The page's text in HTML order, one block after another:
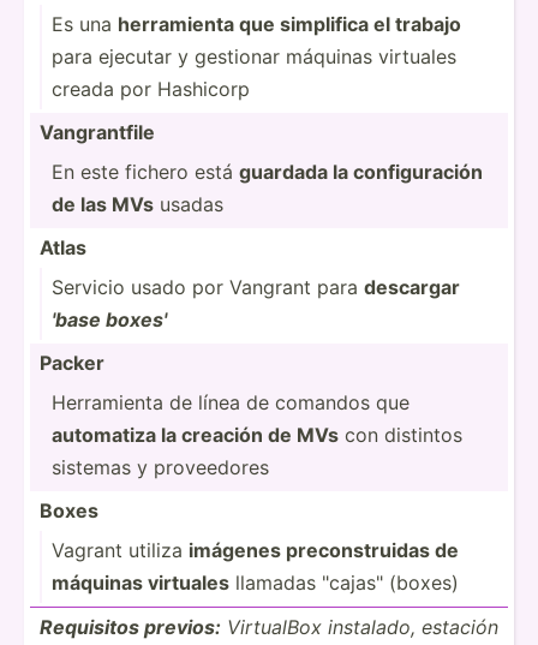
Es una herram­ienta que simplifica el trabajo
para ejecutar y gestionar máquinas virtuales
creada por Hashicorp
Vangra­ntfile
En este fichero está guardada la config­­ur­ación
de las MVs usadas
Atlas
Servicio usado por Vangrant para descargar
'base boxes'
Packer
Herram­ienta de línea de comandos que
automatiza la creación de MVs con distintos
sistemas y provee­dores
Boxes
Vagrant utiliza imágenes precon­­st­r­uidas de
máquinas virtuales llamadas "­­ca­j­a­s" (boxes)
Requisitos previos: VirtualBox instalado, estación